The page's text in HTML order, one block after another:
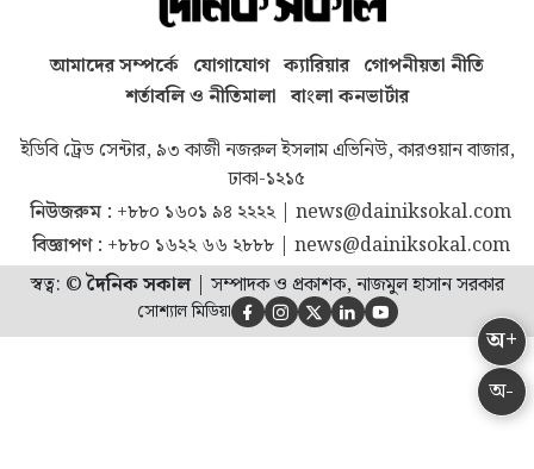
অ-
অ+
আমাদের সম্পর্কে যোগাযোগ ক্যারিয়ার গোপনীয়তা নীতি
শর্তাবলি ও নীতিমালা বাংলা কনভার্টার
ইডিবি ট্রেড সেন্টার, ৯৩ কাজী নজরুল ইসলাম এভিনিউ, কারওয়ান বাজার,
ঢাকা-১২১৫
নিউজরুম : +৮৮০ ১৬০১ ৯৪ ২২২২| news@dainiksokal.com
বিজ্ঞাপণ : +৮৮০ ১৬২২ ৬৬ ২৮৮৮| news@dainiksokal.com
স্বত্ব: ©দৈনিক সকাল| সম্পাদক ও প্রকাশক, নাজমুল হাসান সরকার
সোশ্যাল মিডিয়া     